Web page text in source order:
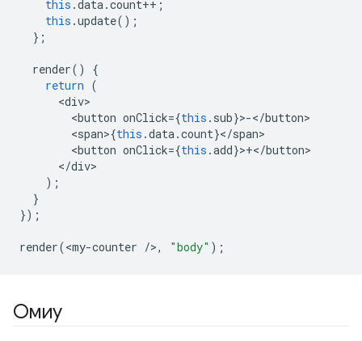
this .data.count++ ;
this .update();
};
render()
{
return (
<div
<button onClick={this . sub}>-</button
<span>{this .data.count}</span
<button onClick={this .add}>+</button
</div
);
}
});
render(<my-counter />, "body" );
Омиу